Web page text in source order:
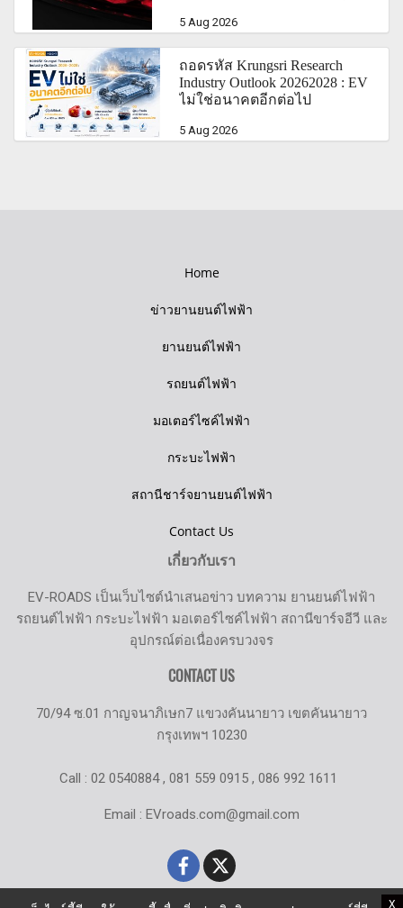
X
5 Aug 2026
ถอดรหัส Krungsri Research
Industry Outlook 20262028 : EV
ไม่ใช่อนาคตอีกต่อไป
5 Aug 2026
Home
ข่าวยานยนต์ไฟฟ้า
ยานยนต์ไฟฟ้า
รถยนต์ไฟฟ้า
มอเตอร์ไซค์ไฟฟ้า
กระบะไฟฟ้า
สถานีชาร์จยานยนต์ไฟฟ้า
Contact Us
เกี่ยวกับเรา
EV-ROADS เป็นเว็บไซต์นำเสนอข่าว บทความ ยานยนต์ไฟฟ้า
รถยนต์ไฟฟ้า กระบะไฟฟ้า มอเตอร์ไซค์ไฟฟ้า สถานีขาร์จอีวี และ
อุปกรณ์ต่อเนื่องครบวงจร
CONTACT US
70/94 ซ.01 กาญจนาภิเษก7 แขวงคันนายาว เขตคันนายาว
กรุงเทพฯ 10230
Call : 02 0540884 , 081 559 0915 , 086 992 1611
Email : EVroads.com@gmail.com